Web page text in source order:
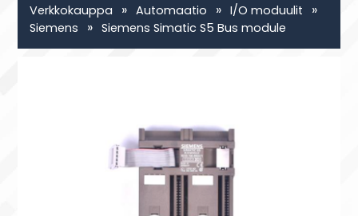
Verkkokauppa » Automaatio » I/O moduulit »
Siemens » Siemens Simatic S5 Bus module